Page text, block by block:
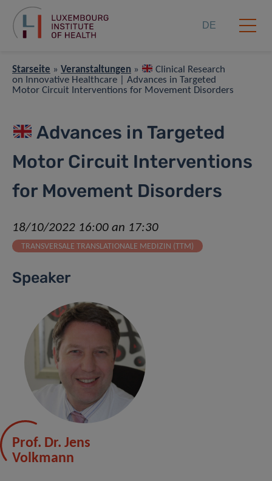
DE
Starseite » Veranstaltungen »
Clinical Research
on Innovative Healthcare | Advances in Targeted
Motor Circuit Interventions for Movement Disorders
Advances in Targeted
Motor Circuit Interventions
for Movement Disorders
18/10/2022 16:00 an 17:30
TRANSVERSALE TRANSLATIONALE MEDIZIN (TTM)
Speaker
Prof. Dr. Jens
Volkmann